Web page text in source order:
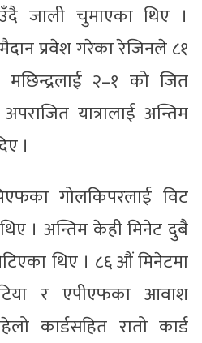
जाली चुमाएका थिए ।
प्रवेश गरेका रेजिनले ८१
२–१ को जित
यात्रालाई अन्तिम
।
गोलकिपरलाई विट
। अन्तिम केही मिनेट दुबै
थिए । ८६ औं मिनेटमा
र एपीएफका आवाश
कार्डसहित रातो कार्ड